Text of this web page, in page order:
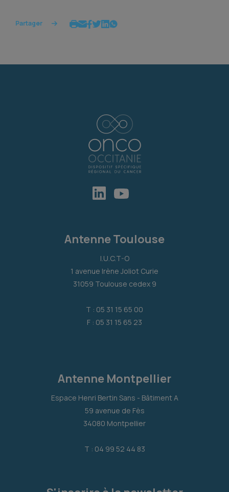
Partager
Antenne Toulouse
I.U.C.T-O
1 avenue Irène Joliot Curie
31059 Toulouse cedex 9
T : 05 31 15 65 00
F : 05 31 15 65 23
Antenne Montpellier
Espace Henri Bertin Sans - Bâtiment A
59 avenue de Fès
34080 Montpellier
T : 04 99 52 44 83